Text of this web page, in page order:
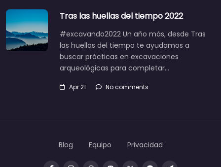
Tras las huellas del tiempo 2022
#excavando2022 Un año más, desde Tras
las huellas del tiempo te ayudamos a
buscar prácticas en excavaciones
arqueológicas para completar…
Apr 21 No comments
Blog Equipo Privacidad